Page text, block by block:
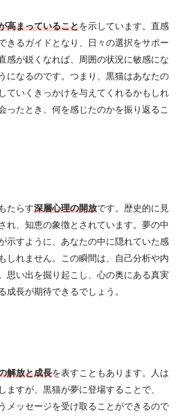
高まっていることを示しています。直感
きるガイドとなり、日々の選択をサポー
感が鋭くなれば、周囲の状況に敏感にな
になるのです。つまり、黒猫はあなたの
ていくきっかけを与えてくれるかもしれ
ったとき、何を感じたのかを振り返るこ
たらす深層心理の開放です。歴史的に見
れ、知恵の象徴とされています。夢の中
示すように、あなたの中に隠れていた感
しれません。この瞬間は、自己分析や内
思い出を掘り起こし、心の奥にある真実
成長が期待できるでしょう。
解放と成長を表すこともあります。人は
ますが、黒猫が夢に登場することで、
メッセージを受け取ることができるので